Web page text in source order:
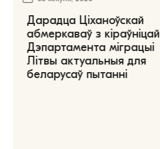
Дарадца Ціханоўскай
абмеркаваў з кіраўніцай
Дэпартамента міграцыі
Літвы актуальныя для
беларусаў пытанні